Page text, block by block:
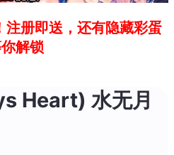
注册即送，还有隐藏彩蛋
解锁
Heart) 水无月